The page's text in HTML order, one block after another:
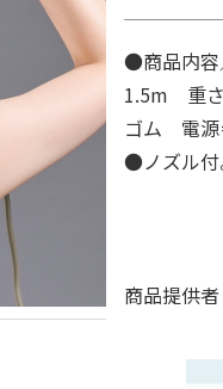
●商品内
1.5m 重さ
ゴム 電源
●ノズル付
商品提供